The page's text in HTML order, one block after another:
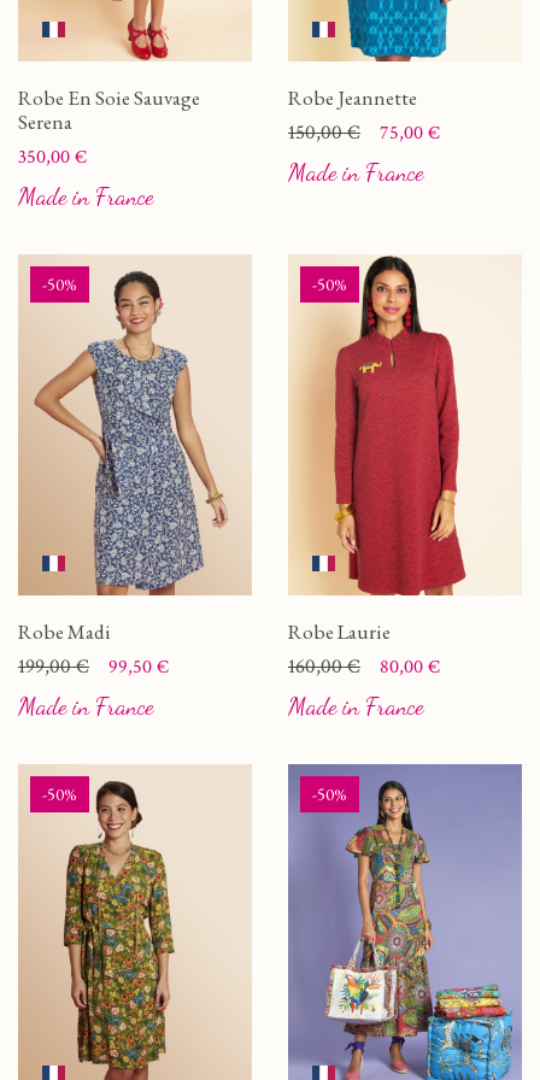
Robe En Soie Sauvage
Serena
Prix
350,00 €
Made in France
Robe Jeannette
Prix
Prix de base
150,00 € 75,00 €
Made in France
-50%
Robe Madi
Prix
Prix de base
199,00 € 99,50 €
Made in France
-50%
Robe Laurie
Prix
Prix de base
160,00 € 80,00 €
Made in France
-50% -50%